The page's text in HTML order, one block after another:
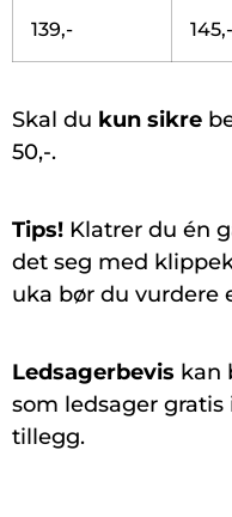
139,- 145,-
Skal du kun sikre
50,-.
Tips! Klatrer du én
det seg med
uka bør du vurdere
Ledsagerbevis kan
som ledsager
tillegg.